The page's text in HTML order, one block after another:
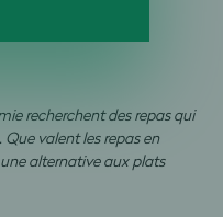
recherchent des repas qui
valent les repas en
alternative aux plats